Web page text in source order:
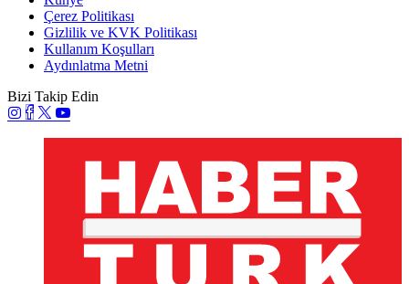
Çerez Politikası
Gizlilik ve KVK Politikası
Kullanım Koşulları
Aydınlatma Metni
Bizi Takip Edin